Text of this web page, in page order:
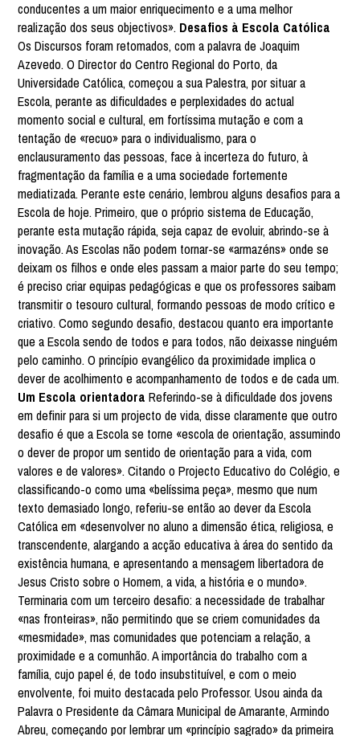
conducentes a um maior enriquecimento e a uma melhor
realização dos seus objectivos». Desafios à Escola Católica
Os Discursos foram retomados, com a palavra de Joaquim
Azevedo. O Director do Centro Regional do Porto, da
Universidade Católica, começou a sua Palestra, por situar a
Escola, perante as dificuldades e perplexidades do actual
momento social e cultural, em fortíssima mutação e com a
tentação de «recuo» para o individualismo, para o
enclausuramento das pessoas, face à incerteza do futuro, à
fragmentação da família e a uma sociedade fortemente
mediatizada. Perante este cenário, lembrou alguns desafios para a
Escola de hoje. Primeiro, que o próprio sistema de Educação,
perante esta mutação rápida, seja capaz de evoluir, abrindo-se à
inovação. As Escolas não podem tornar-se «armazéns» onde se
deixam os filhos e onde eles passam a maior parte do seu tempo;
é preciso criar equipas pedagógicas e que os professores saibam
transmitir o tesouro cultural, formando pessoas de modo crítico e
criativo. Como segundo desafio, destacou quanto era importante
que a Escola sendo de todos e para todos, não deixasse ninguém
pelo caminho. O princípio evangélico da proximidade implica o
dever de acolhimento e acompanhamento de todos e de cada um.
Um Escola orientadora Referindo-se à dificuldade dos jovens
em definir para si um projecto de vida, disse claramente que outro
desafio é que a Escola se torne «escola de orientação, assumindo
o dever de propor um sentido de orientação para a vida, com
valores e de valores». Citando o Projecto Educativo do Colégio, e
classificando-o como uma «belíssima peça», mesmo que num
texto demasiado longo, referiu-se então ao dever da Escola
Católica em «desenvolver no aluno a dimensão ética, religiosa, e
transcendente, alargando a acção educativa à área do sentido da
existência humana, e apresentando a mensagem libertadora de
Jesus Cristo sobre o Homem, a vida, a história e o mundo».
Terminaria com um terceiro desafio: a necessidade de trabalhar
«nas fronteiras», não permitindo que se criem comunidades da
«mesmidade», mas comunidades que potenciam a relação, a
proximidade e a comunhão. A importância do trabalho com a
família, cujo papel é, de todo insubstituível, e com o meio
envolvente, foi muito destacada pelo Professor. Usou ainda da
Palavra o Presidente da Câmara Municipal de Amarante, Armindo
Abreu, começando por lembrar um «princípio sagrado» da primeira